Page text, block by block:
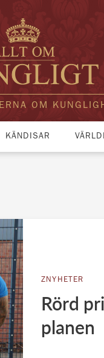
OM
KÄNDISAR
ZNYHETER
Rörd
planen